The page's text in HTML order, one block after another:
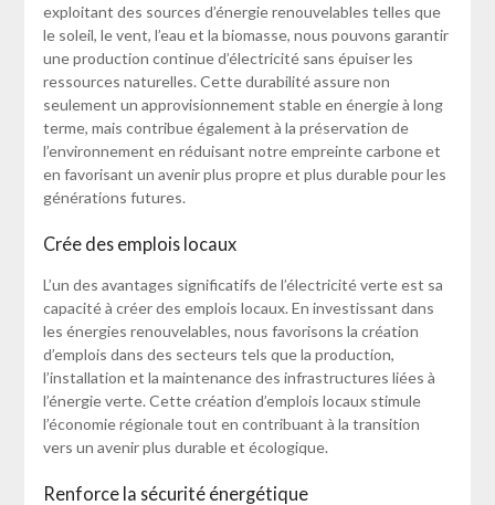
exploitant des sources d’énergie renouvelables telles que
le soleil, le vent, l’eau et la biomasse, nous pouvons garantir
une production continue d’électricité sans épuiser les
ressources naturelles. Cette durabilité assure non
seulement un approvisionnement stable en énergie à long
terme, mais contribue également à la préservation de
l’environnement en réduisant notre empreinte carbone et
en favorisant un avenir plus propre et plus durable pour les
générations futures.
Crée des emplois locaux
L’un des avantages significatifs de l’électricité verte est sa
capacité à créer des emplois locaux. En investissant dans
les énergies renouvelables, nous favorisons la création
d’emplois dans des secteurs tels que la production,
l’installation et la maintenance des infrastructures liées à
l’énergie verte. Cette création d’emplois locaux stimule
l’économie régionale tout en contribuant à la transition
vers un avenir plus durable et écologique.
Renforce la sécurité énergétique